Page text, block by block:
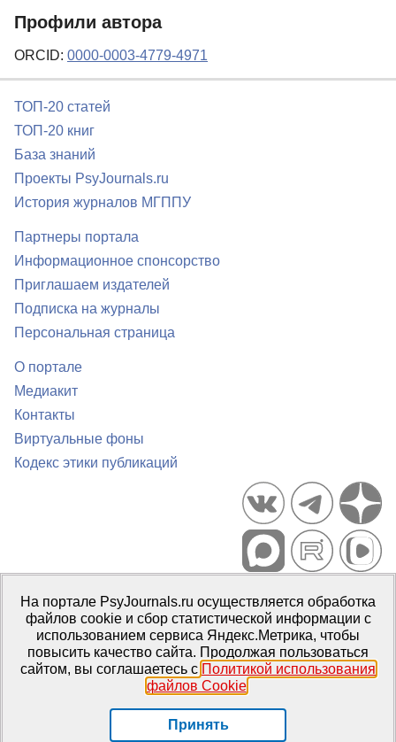
Профили автора
ORCID: 0000-0003-4779-4971
ТОП-20 статей
ТОП-20 книг
База знаний
Проекты PsyJournals.ru
История журналов МГППУ
Партнеры портала
Информационное спонсорство
Приглашаем издателей
Подписка на журналы
Персональная страница
О портале
Медиакит
Контакты
Виртуальные фоны
Кодекс этики публикаций
Портал психологических изданий PsyJournals.ru, 2007–2026
Правила использования материалов
Свидетельство регистрации СМИЭл № ФС77-66447 от 14 июля
2016 г.
Издатель: ФГБОУ ВО МГППУ
На портале PsyJournals.ru осуществляется обработка
файлов cookie и сбор статистической информации с
использованием сервиса Яндекс.Метрика, чтобы
повысить качество сайта. Продолжая пользоваться
сайтом, вы соглашаетесь с Политикой использования
файлов Cookie.
Принять